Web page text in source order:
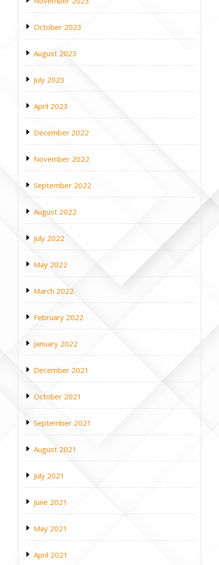
October 2023
August 2023
July 2023
April 2023
December 2022
November 2022
September 2022
August 2022
July 2022
May 2022
March 2022
February 2022
January 2022
December 2021
October 2021
September 2021
August 2021
July 2021
June 2021
May 2021
April 2021